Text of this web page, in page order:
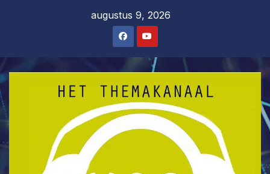
augustus 9, 2026